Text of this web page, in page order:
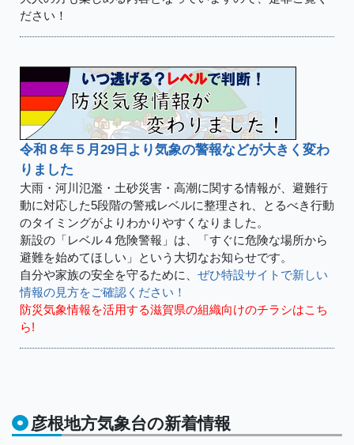
ださい！
令和８年５月29日より気象の警報などが大きく変わ
りました
大雨・河川氾濫・土砂災害・高潮に関する情報が、避難行
動に対応した5段階の警戒レベルに整理され、とるべき行動
のタイミングがよりわかりやすくなりました。
新設の「レベル４危険警報」は、「すぐに危険な場所から
避難を始めてほしい」という大切なお知らせです。
自分や家族の安全を守るために、 ぜひ特設サイトで新しい
情報の見方をご確認ください！
防災気象情報を活用する滋賀県の組織向けのチラシはこち
ら!
彦根地方気象台の新着情報